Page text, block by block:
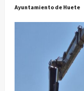
Ayuntamiento de Huete